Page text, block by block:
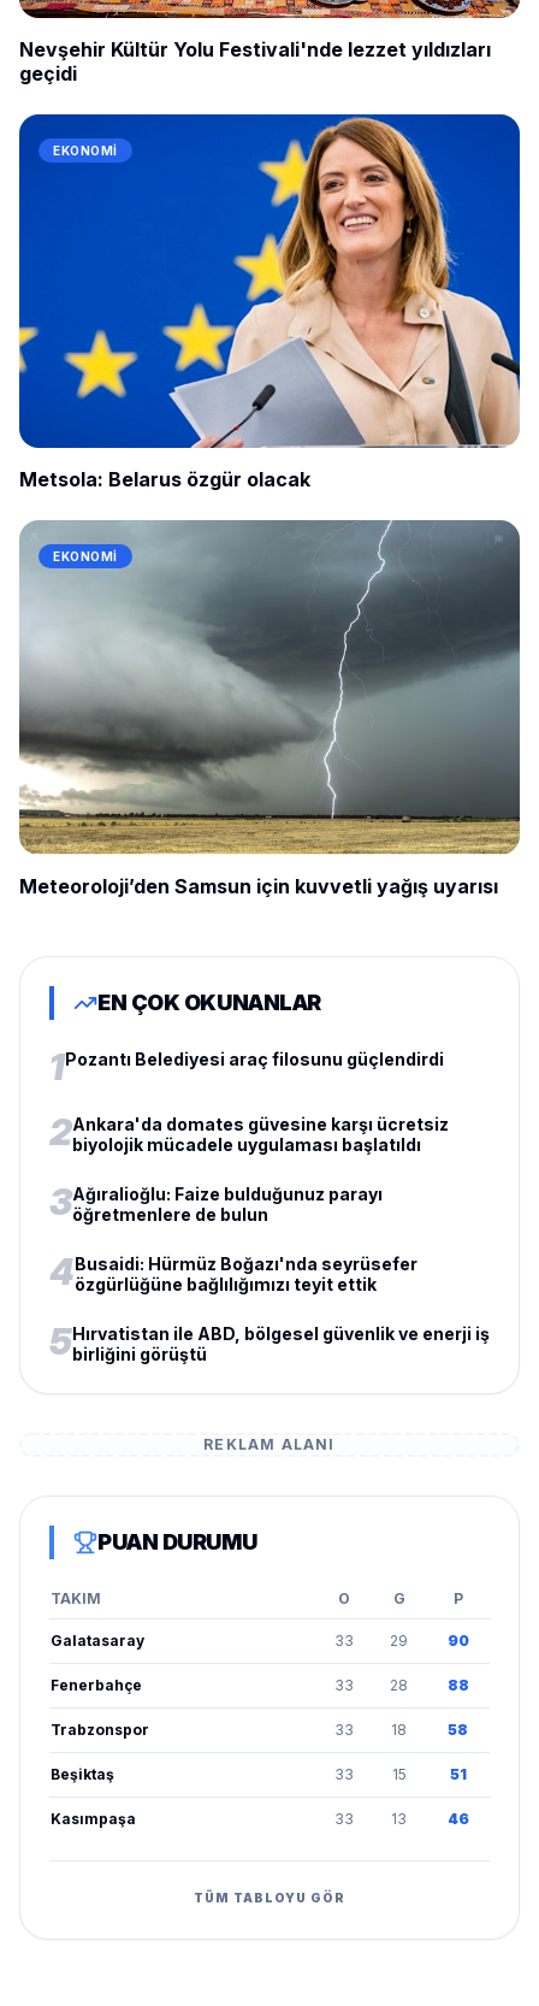
Nevşehir Kültür Yolu Festivali'nde lezzet yıldızları
geçidi
EKONOMI
Metsola: Belarus özgür olacak
EKONOMI
Meteoroloji’den Samsun için kuvvetli yağış uyarısı
EN ÇOK OKUNANLAR
1Pozantı Belediyesi araç filosunu güçlendirdi
2Ankara'da domates güvesine karşı ücretsiz
biyolojik mücadele uygulaması başlatıldı
3Ağıralioğlu: Faize bulduğunuz parayı
öğretmenlere de bulun
4Busaidi: Hürmüz Boğazı'nda seyrüsefer
özgürlüğüne bağlılığımızı teyit ettik
5Hırvatistan ile ABD, bölgesel güvenlik ve enerji iş
birliğini görüştü
REKLAM ALANI
PUAN DURUMU
TAKIM O G P
Galatasaray 33 29 90
Fenerbahçe 33 28 88
Trabzonspor 33 18 58
Beşiktaş 33 15 51
Kasımpaşa 33 13 46
TÜM TABLOYU GÖR